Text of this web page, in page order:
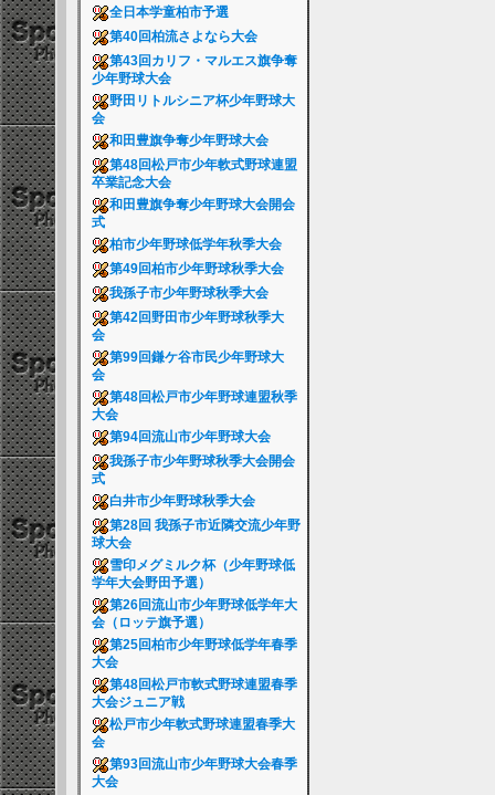
全日本学童柏市予選
第40回柏流さよなら大会
第43回カリフ・マルエス旗争奪
少年野球大会
野田リトルシニア杯少年野球大
会
和田豊旗争奪少年野球大会
第48回松戸市少年軟式野球連盟
卒業記念大会
和田豊旗争奪少年野球大会開会
式
柏市少年野球低学年秋季大会
第49回柏市少年野球秋季大会
我孫子市少年野球秋季大会
第42回野田市少年野球秋季大
会
第99回鎌ケ谷市民少年野球大
会
第48回松戸市少年野球連盟秋季
大会
第94回流山市少年野球大会
我孫子市少年野球秋季大会開会
式
白井市少年野球秋季大会
第28回 我孫子市近隣交流少年野
球大会
雪印メグミルク杯（少年野球低
学年大会野田予選）
第26回流山市少年野球低学年大
会（ロッテ旗予選）
第25回柏市少年野球低学年春季
大会
第48回松戸市軟式野球連盟春季
大会ジュニア戦
松戸市少年軟式野球連盟春季大
会
第93回流山市少年野球大会春季
大会